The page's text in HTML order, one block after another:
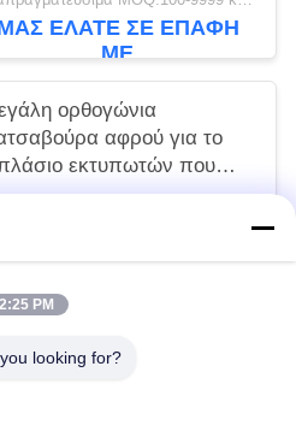
δωμάτιο Σφουγγάρι
Καθαρισμό Εργαστηρίων
ΕΛΆΤΕ ΣΕ ΕΠΑΦΉ
ΜΕ
ορθογώνια
αφρού για το
εκτυπωτών που
ΜΕ
2:25 PM
looking for?